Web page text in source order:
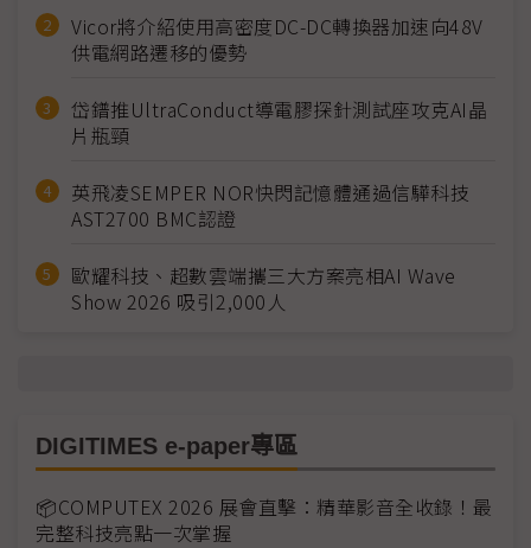
Vicor將介紹使用高密度DC-DC轉換器加速向48V
供電網路遷移的優勢
岱鐠推UltraConduct導電膠探針測試座攻克AI晶
片瓶頸
英飛凌SEMPER NOR快閃記憶體通過信驊科技
AST2700 BMC認證
歐耀科技、超數雲端攜三大方案亮相AI Wave
Show 2026 吸引2,000人
DIGITIMES e-paper專區
📦COMPUTEX 2026 展會直擊：精華影音全收錄！最
完整科技亮點一次掌握